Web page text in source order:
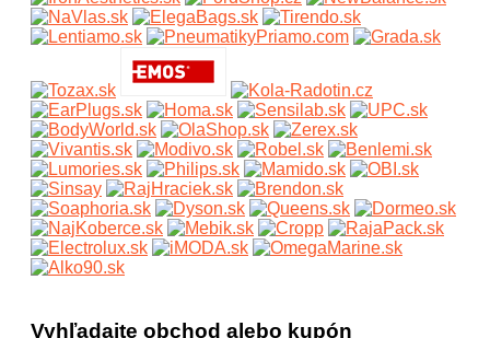
Vyhľadajte obchod alebo kupón